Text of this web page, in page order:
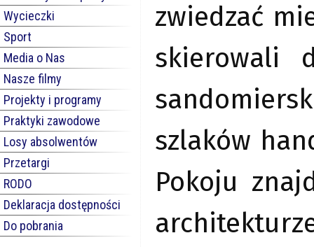
Wycieczki
Sport
Media o Nas
Nasze filmy
Projekty i programy
Praktyki zawodowe
Losy absolwentów
Przetargi
RODO
Deklaracja dostępności
Do pobrania
zwiedzać
skierowali
szlaków
Pokoju